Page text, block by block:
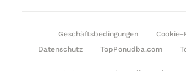
Geschäftsbedingungen
Cookie-
Datenschutz
TopPonudba.com